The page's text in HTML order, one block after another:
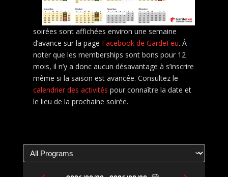
soirées sont affichées environ une semaine
d’avance sur la page Facebook de GardeFeu. À
noter que les memberships sont bons pour 12
mois, il n’y a donc aucun désavantage à s’inscrire
même si la saison est avancée. Consultez le
calendrier des activités pour connaître la date et
le lieu de la prochaine soirée.